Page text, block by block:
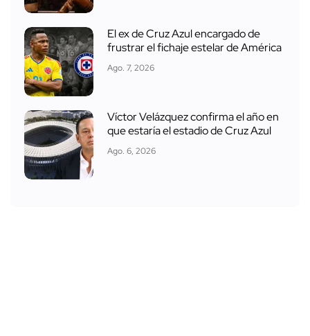
El ex de Cruz Azul encargado de
frustrar el fichaje estelar de América
Ago. 7, 2026
Víctor Velázquez confirma el año en
que estaría el estadio de Cruz Azul
Ago. 6, 2026